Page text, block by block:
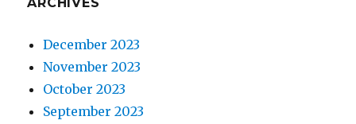
December 2023
November 2023
October 2023
September 2023